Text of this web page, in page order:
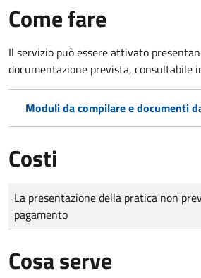
Come fare
Il servizio può essere attivato
documentazione prevista, consultabile
Moduli da compilare e documenti
Costi
Tipo di pagamento
Importo
La presentazione della pratica non
pagamento
Cosa serve